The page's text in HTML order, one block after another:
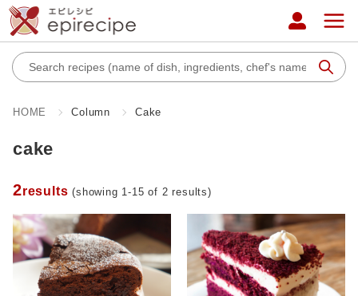
HOME Column Cake
cake
2results (showing 1-15 of 2 results)